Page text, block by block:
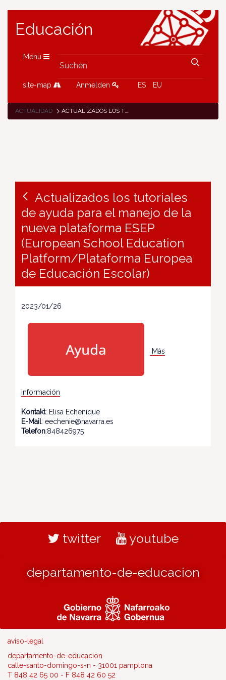
Educación
Menü
site-map Anmelden ES EU
ACTUALIDAD ACTUALIZADOS LOS TUTORIALES DE AYUDA PARA EL MANEJO DE LA NUEVA PLATAFORMA ESEP (EUROPEAN SCHOOL EDUCATION PLATFORM/PLATAFORMA EUROPEA DE EDUCACIÓN ESCOLAR)
Actualizados los tutoriales
de ayuda para el manejo de la
nueva plataforma ESEP
(European School Education
Platform/Plataforma Europea
de Educación Escolar)
2023/01/26
Más
información
Kontakt: Elisa Echenique
E-Mail: eechenie@navarra.es
Telefon:848426975
twitter youtube
departamento-de-educacion
aviso-legal
departamento-de-educacion
calle-santo-domingo-s-n - 31001 pamplona
T 848 42 65 00 - F 848 42 60 52